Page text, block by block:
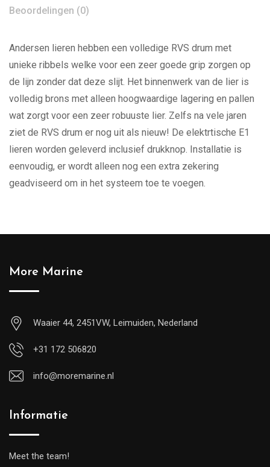
Beoordelingen (0)
Andersen lieren hebben een volledige RVS drum met
unieke ribbels welke voor een zeer goede grip zorgen op
de lijn zonder dat deze slijt. Het binnenwerk van de lier is
volledig brons met alleen hoogwaardige lagering en pallen
wat zorgt voor een zeer robuuste lier. Zelfs na vele jaren
ziet de RVS drum er nog uit als nieuw! De elektrtische E1
lieren worden geleverd inclusief drukknop. Installatie is
eenvoudig, er wordt alleen nog een extra zekering
geadviseerd om in het systeem toe te voegen.
More Marine
Waaier 44, 2451VW, Leimuiden, Nederland
+31 172 506820
info@moremarine.nl
Informatie
Meet the team!